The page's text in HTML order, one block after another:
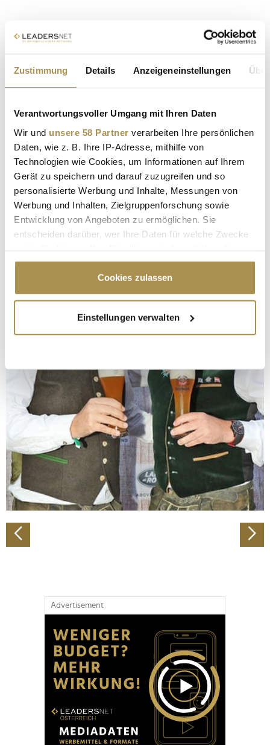
Zustimmung Details Anzeigeneinstellungen
Verantwortungsvoller Umgang mit Ihren Daten
Wir und unsere 58 Partner verarbeiten Ihre persönlichen
Daten, wie z. B. Ihre IP-Adresse, mithilfe von
Technologien wie Cookies, um Informationen auf Ihrem
Gerät zu speichern und darauf zuzugreifen und so
personalisierte Werbung und Inhalte, Messungen von
Werbung und Inhalten, Zielgruppenforschung sowie
Entwicklung von Angeboten zu ermöglichen. Sie
entscheiden darüber, wer Ihre Daten für welche Zwecke
Cookie-Erklärung oder durch Klicken auf das Privacy
Trigger Symbol ändern oder widerrufen
Informationen über Ihre geografische Lage
erfassen, welche bis auf einige Meter genau sein
bestimmten Merkmalen (Fingerprinting) identifizieren
Erfahren Sie mehr darüber, wie Ihre persönlichen Daten
verarbeitet werden, und legen Sie Ihre Präferenzen im
Abschnitt Einzelheitenfest.
Wir verwenden Cookies, um Inhalte und Anzeigen zu
personalisieren, Funktionen für soziale Medien anbieten
zu können und die Zugriffe auf unsere Website zu
analysieren. Außerdem geben wir Informationen zu Ihrer
Verwendung unserer Website an unsere Partner für
soziale Medien, Werbung und Analysen weiter. Unsere
Partner führen diese Informationen möglicherweise mit
Cookies zulassen
Einstellungen verwalten
Advertisement